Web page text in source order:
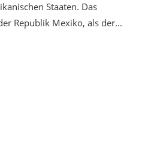
Staaten. Das
Republik Mexiko, als der...